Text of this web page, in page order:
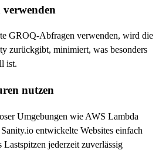
GROQ-Abfragen verwenden, wird die
zurückgibt, minimiert, was besonders
ist.
nutzen
Umgebungen wie AWS Lambda
entwickelte Websites einfach
Lastspitzen jederzeit zuverlässig